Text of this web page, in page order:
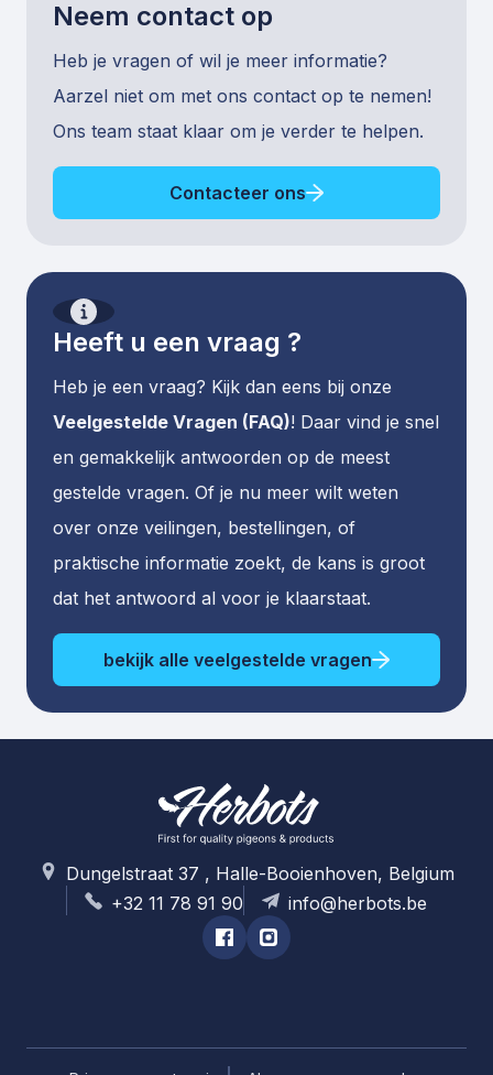
Neem contact op
Heb je vragen of wil je meer informatie?
Aarzel niet om met ons contact op te nemen!
Ons team staat klaar om je verder te helpen.
Contacteer ons
Heeft u een vraag ?
Heb je een vraag? Kijk dan eens bij onze
Veelgestelde Vragen (FAQ)! Daar vind je snel
en gemakkelijk antwoorden op de meest
gestelde vragen. Of je nu meer wilt weten
over onze veilingen, bestellingen, of
praktische informatie zoekt, de kans is groot
dat het antwoord al voor je klaarstaat.
bekijk alle veelgestelde vragen
Dungelstraat 37 , Halle-Booienhoven, Belgium
+32 11 78 91 90
info@herbots.be